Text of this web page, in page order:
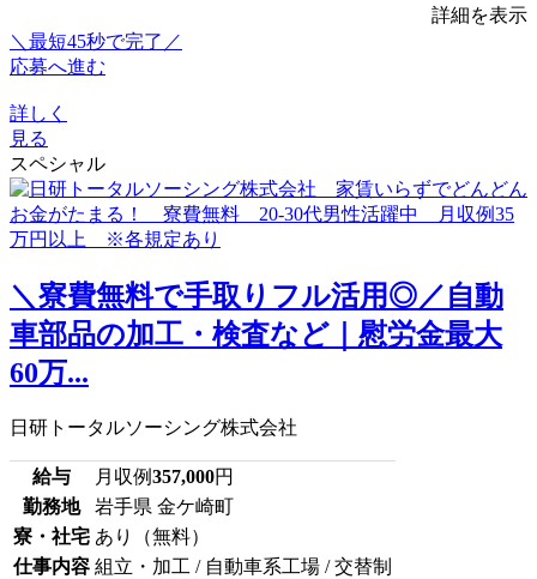
詳細を表示
＼最短45秒で完了／
応募へ進む
詳しく
見る
スペシャル
＼寮費無料で手取りフル活用◎／自動
車部品の加工・検査など｜慰労金最大
60万...
日研トータルソーシング株式会社
給与 月収例357,000円
勤務地
岩手県 金ケ崎町
寮・社宅 あり（無料）
仕事内容 組立・加工 / 自動車系工場 / 交替制